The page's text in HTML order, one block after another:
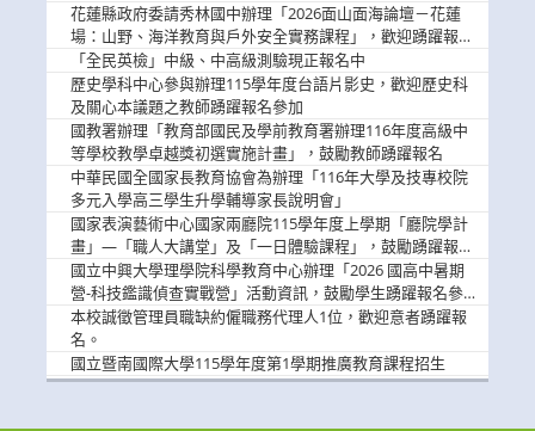
歡迎學生踴躍報名參加
花蓮縣政府委請秀林國中辦理「2026面山面海論壇－花蓮
場：山野、海洋教育與戶外安全實務課程」，歡迎踴躍報名
參加
「全民英檢」中級、中高級測驗現正報名中
歷史學科中心參與辦理115學年度台語片影史，歡迎歷史科
及關心本議題之教師踴躍報名參加
國教署辦理「教育部國民及學前教育署辦理116年度高級中
等學校教學卓越獎初選實施計畫」，鼓勵教師踴躍報名
中華民國全國家長教育協會為辦理「116年大學及技專校院
多元入學高三學生升學輔導家長說明會」
國家表演藝術中心國家兩廳院115學年度上學期「廳院學計
畫」—「職人大講堂」及「一日體驗課程」，鼓勵踴躍報名
參與。
國立中興大學理學院科學教育中心辦理「2026 國高中暑期
營-科技鑑識偵查實戰營」活動資訊，鼓勵學生踴躍報名參
加。
本校誠徵管理員職缺約僱職務代理人1位，歡迎意者踴躍報
名。
國立暨南國際大學115學年度第1學期推廣教育課程招生